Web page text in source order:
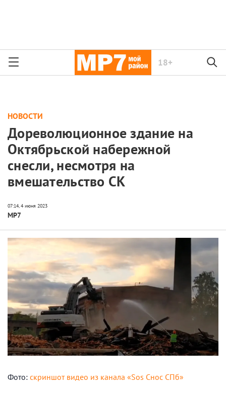
18+
НОВОСТИ
Дореволюционное здание на
Октябрьской набережной
снесли, несмотря на
вмешательство СК
МР7
Фото: скриншот видео из канала «Sos Снос СПб»